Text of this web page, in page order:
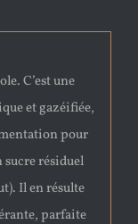
C’est une
et gazéifiée,
pour
sucre résiduel
Il en résulte
parfaite